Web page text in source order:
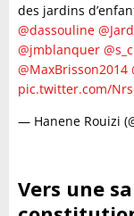
des jardins
@dassouline
@jmblanquer
@MaxBrisson2014
pic.twitter.com/
— Hanene Rouizi
Vers une